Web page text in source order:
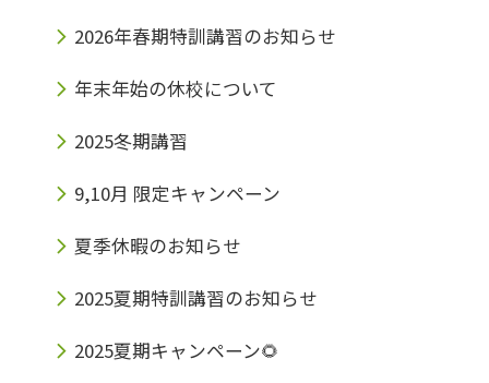
2026年春期特訓講習のお知らせ
年末年始の休校について
2025冬期講習
9,10月 限定キャンペーン
夏季休暇のお知らせ
2025夏期特訓講習のお知らせ
2025夏期キャンペーン🌻